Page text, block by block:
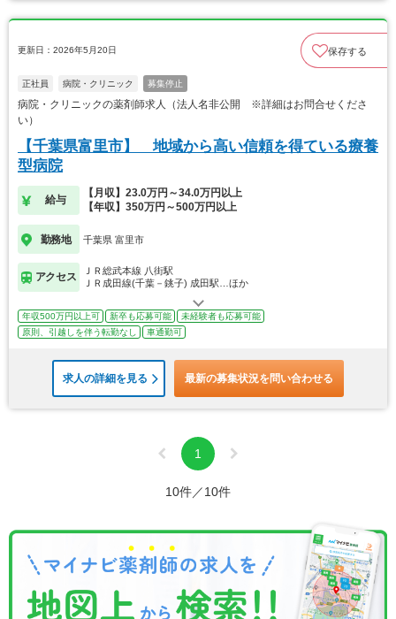
更新日：2026年5月20日 保存する
正社員 病院・クリニック 募集停止
病院・クリニックの薬剤師求人（法人名非公開 ※詳細はお問合せくださ
い）
【千葉県富里市】 地域から高い信頼を得ている療養
型病院
給与
【月収】23.0万円～34.0万円以上
【年収】350万円～500万円以上
勤務地 千葉県 富里市
アクセス
ＪＲ総武本線 八街駅
ＪＲ成田線(千葉－銚子) 成田駅…ほか
年収500万円以上可 新卒も応募可能
未経験者も応募可能
原則、引越しを伴う転勤なし
車通勤可
求人の詳細を見る 最新の募集状況を問い合わせる
1
10件／10件